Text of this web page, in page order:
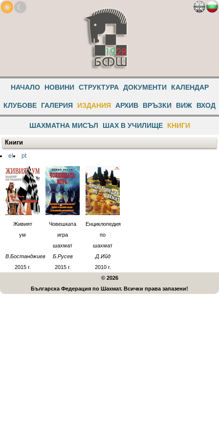
НАЧАЛО НОВИНИ СТРУКТУРА ДОКУМЕНТИ КАЛЕНДАР
КЛУБОВЕ ГАЛЕРИЯ ИЗДАНИЯ АРХИВ ВРЪЗКИ ВИЖ ВХОД
ШАХМАТНА МИСЪЛ ШАХ В УЧИЛИЩЕ КНИГИ
Книги
el pt
Живият
ум
В.Бостанджиев
2015г.
Човешката
игра
шахмат
Б.Русев
2015г.
Енциклопедия
по
шахмат
Д.Ийд
2010г.
© 2026
Българска Федерация по Шахмат. Всички права запазени!